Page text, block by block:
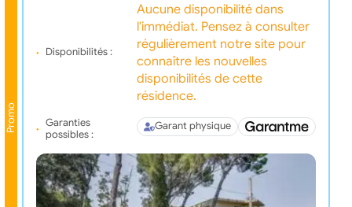
Promo
Disponibilités :
Aucune disponibilité dans
l'immédiat. Pensez à consulter
régulièrement notre site pour
connaître les nouvelles
disponibilités de cette
résidence.
Garanties
possibles :
Garant physique